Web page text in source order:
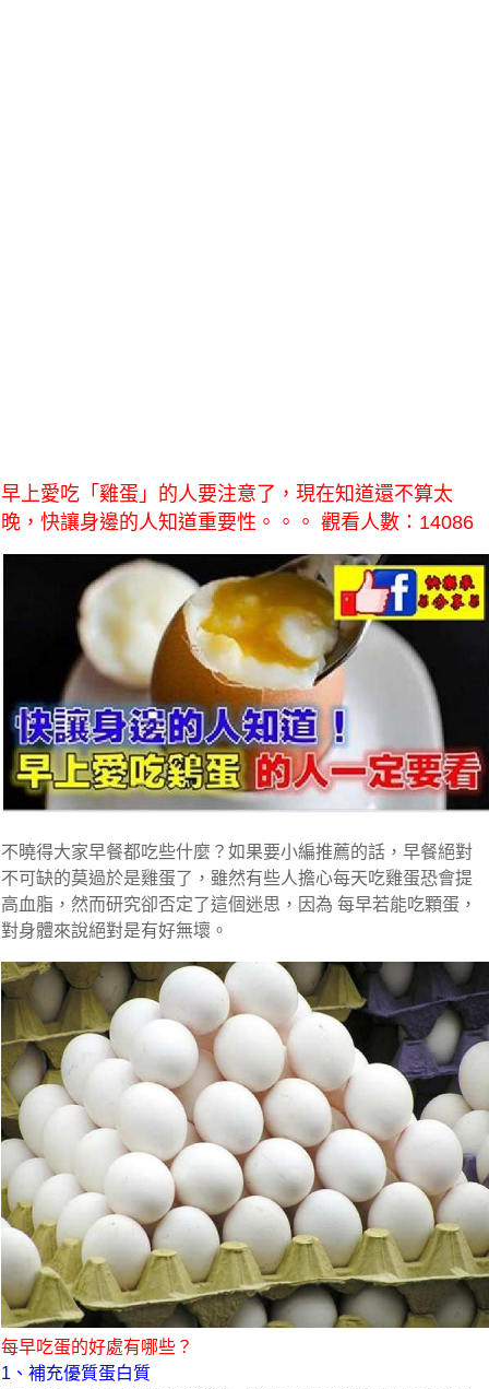
早上愛吃「雞蛋」的人要注意了，現在知道還不算太
晚，快讓身邊的人知道重要性。。。 觀看人數：14086
不曉得大家早餐都吃些什麼？如果要小編推薦的話，早餐絕對
不可缺的莫過於是雞蛋了，雖然有些人擔心每天吃雞蛋恐會提
高血脂，然而研究卻否定了這個迷思，因為 每早若能吃顆蛋，
對身體來說絕對是有好無壞。
每早吃蛋的好處有哪些？
1、補充優質蛋白質